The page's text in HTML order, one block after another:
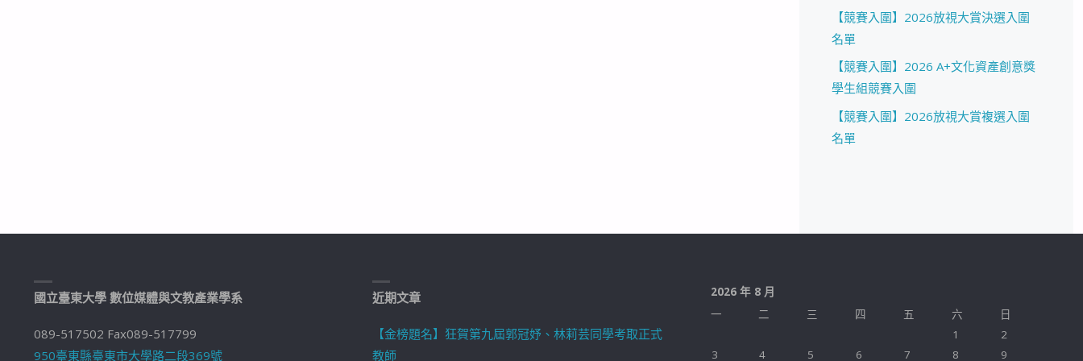
【競賽入圍】2026放視大賞決選入圍
名單
【競賽入圍】2026 A+文化資產創意獎
學生組競賽入圍
【競賽入圍】2026放視大賞複選入圍
名單
國立臺東大學 數位媒體與文教產業學系
089-517502 Fax089-517799
950臺東縣臺東市大學路二段369號
近期文章
【金榜題名】狂賀第九屆郭冠妤、林莉芸同學考取正式
教師
2026 年 8 月
一
二 三 四 五 六
日
1
2
3
4 5 6 7 8 9